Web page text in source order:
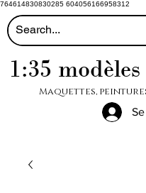
764614830830285 604056166958312
1:35 modèles
Maquettes,